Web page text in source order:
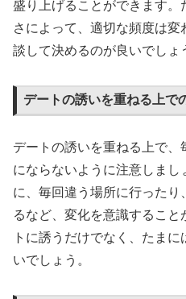
盛り上げることができます
さによって、適切な頻度は
談して決めるのが良いでしょ
デートの誘いを重ねる上で
デートの誘いを重ねる上で
にならないように注意しま
に、毎回違う場所に行った
るなど、変化を意識するこ
トに誘うだけでなく、たま
いでしょう。